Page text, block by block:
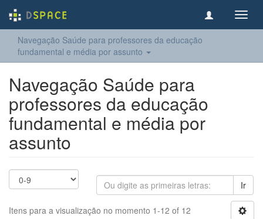
Navegação Saúde para professores da educação
fundamental e média por assunto
Navegação Saúde para
professores da educação
fundamental e média por
assunto
Ir
Itens para a visualização no momento 1-12 of 12